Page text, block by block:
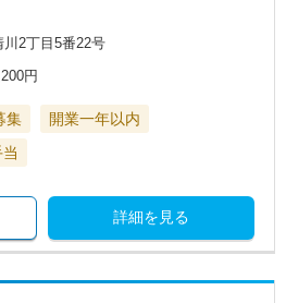
2丁目5番22号
円
集
開業一年以内
詳細を見る